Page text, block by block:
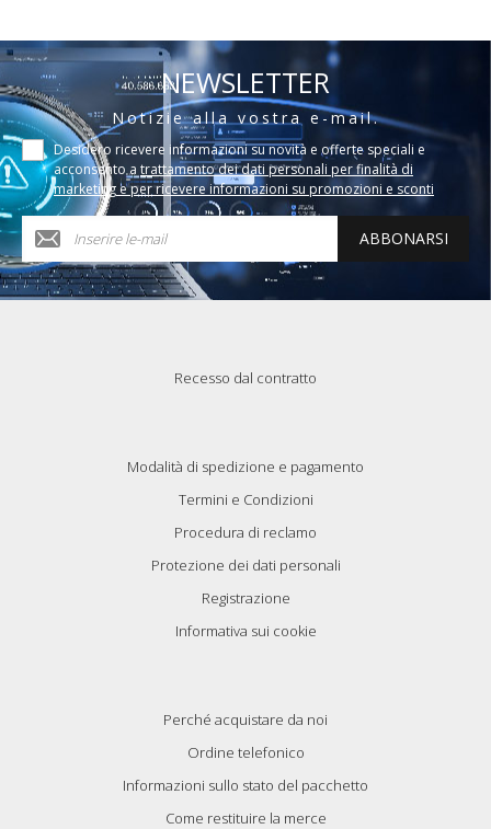
NEWSLETTER
Notizie alla vostra e-mail.
Desidero ricevere informazioni su novità e offerte speciali e
acconsento a trattamento dei dati personali per finalità di
marketing e per ricevere informazioni su promozioni e sconti
ABBONARSI
Recesso dal contratto
Modalità di spedizione e pagamento
Termini e Condizioni
Procedura di reclamo
Protezione dei dati personali
Registrazione
Informativa sui cookie
Perché acquistare da noi
Ordine telefonico
Informazioni sullo stato del pacchetto
Come restituire la merce